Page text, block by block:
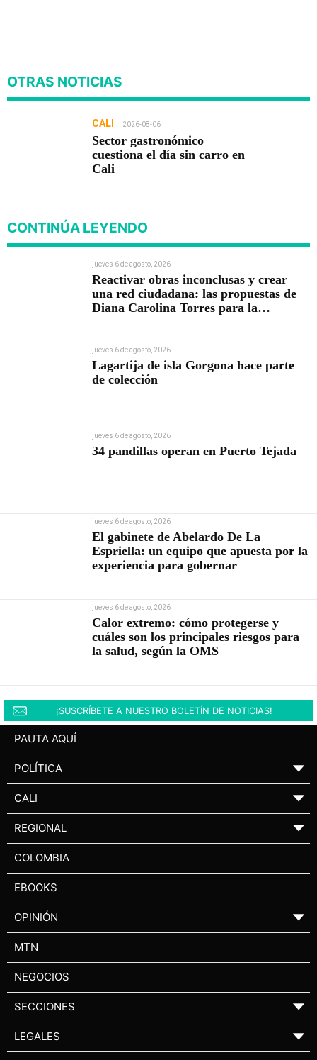
OTRAS NOTICIAS
CALI 2026-08-06
Sector gastronómico
cuestiona el día sin carro en
Cali
CONTINÚA LEYENDO
jueves 6 de agosto, 2026
Reactivar obras inconclusas y crear
una red ciudadana: las propuestas de
Diana Carolina Torres para la
jueves 6 de agosto, 2026
Lagartija de isla Gorgona hace parte
de colección
jueves 6 de agosto, 2026
34 pandillas operan en Puerto Tejada
jueves 6 de agosto, 2026
El gabinete de Abelardo De La
Espriella: un equipo que apuesta por la
experiencia para gobernar
jueves 6 de agosto, 2026
Calor extremo: cómo protegerse y
cuáles son los principales riesgos para
la salud, según la OMS
¡SUSCRÍBETE A NUESTRO BOLETÍN DE NOTICIAS!
PAUTA AQUÍ
POLÍTICA ▼
CALI ▼
REGIONAL ▼
COLOMBIA
EBOOKS
OPINIÓN ▼
MTN
NEGOCIOS
SECCIONES ▼
LEGALES ▼